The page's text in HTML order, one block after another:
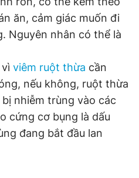
BTTTT cấp ngày 24.3.2020
Báo Thanh Niên. Cấm sao
có sự chấp thuận bằng văn
JSC.
ăn, cảm giác muốn đi
Nguyên nhân có thể là
viêm ruột thừa cần
nếu không, ruột thừa
nhiễm trùng vào các
cứng cơ bụng là dấu
đang bắt đầu lan